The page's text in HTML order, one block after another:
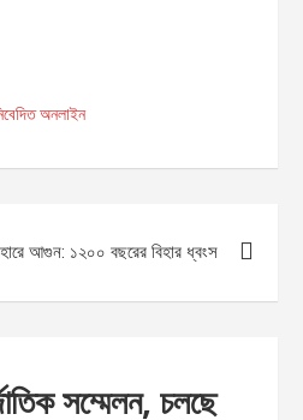
অনলাইন
আগুন: ১২০০ বছরের বিহার ধ্বংস
সম্মেলন, চলছে